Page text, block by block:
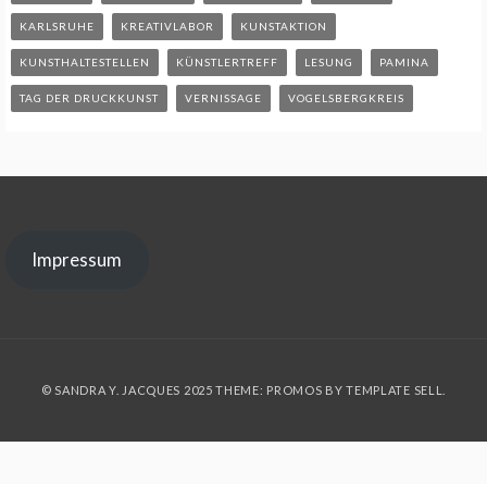
KARLSRUHE KREATIVLABOR KUNSTAKTION
KUNSTHALTESTELLEN KÜNSTLERTREFF LESUNG PAMINA
TAG DER DRUCKKUNST VERNISSAGE VOGELSBERGKREIS
Impressum
© SANDRA Y. JACQUES 2025 THEME: PROMOS BYTEMPLATE SELL